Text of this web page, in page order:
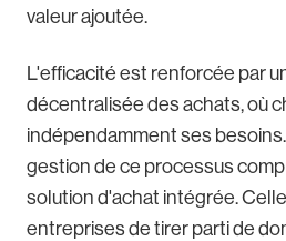
valeur ajoutée.
L'efficacité est renforcée par
décentralisée des achats, où
indépendamment ses
gestion de ce processus
solution d'achat intégrée.
entreprises de tirer parti de